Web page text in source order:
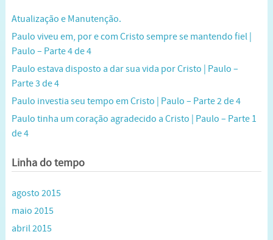
Atualização e Manutenção.
Paulo viveu em, por e com Cristo sempre se mantendo fiel |
Paulo – Parte 4 de 4
Paulo estava disposto a dar sua vida por Cristo | Paulo –
Parte 3 de 4
Paulo investia seu tempo em Cristo | Paulo – Parte 2 de 4
Paulo tinha um coração agradecido a Cristo | Paulo – Parte 1
de 4
Linha do tempo
agosto 2015
maio 2015
abril 2015